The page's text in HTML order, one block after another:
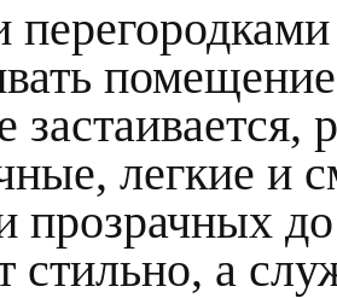
застаивается,
легкие и
прозрачных
стильно, а